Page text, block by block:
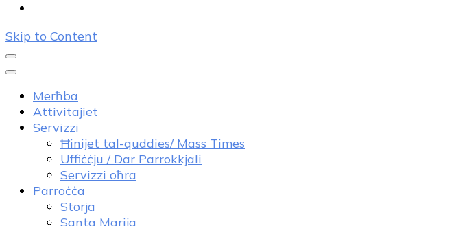
Skip to Content
Merħba
Attivitajiet
Servizzi
Ħinijet tal-quddies/ Mass Times
Uffiċċju / Dar Parrokkjali
Servizzi oħra
Parroċċa
Storja
Santa Marija